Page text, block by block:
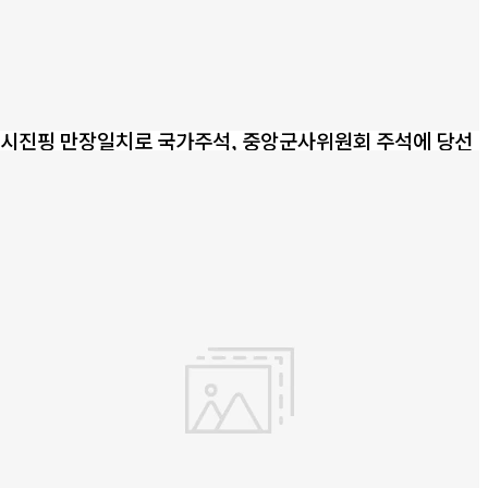
시진핑 만장일치로 국가주석, 중앙군사위원회 주석에 당선